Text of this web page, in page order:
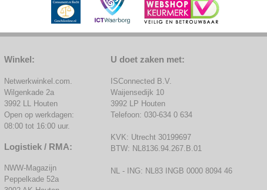
Winkel:
Netwerkwinkel.com.
Wilgenkade 2a
3992 LL Houten
Open op werkdagen:
08:00 tot 16:00 uur.
Logistiek / RMA:
NWW-Magazijn
Peppelkade 52a
U doet zaken met:
ISConnected B.V.
Waijensedijk 10
3992 LP Houten
Telefoon: 030-634 0 634
KVK: Utrecht 30199697
BTW: NL8136.94.267.B.01
NL - ING: NL83 INGB 0000 8094 46